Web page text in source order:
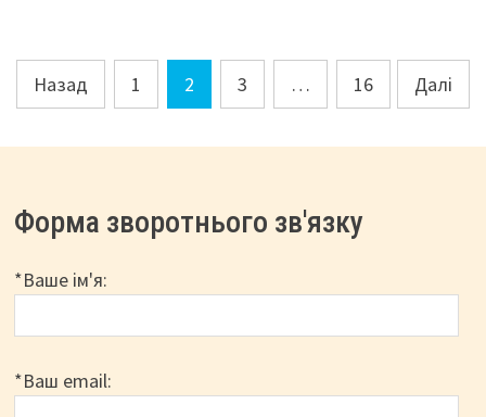
Навігація
записів
Назад 1 2 3 … 16 Далі
Форма зворотнього зв'язку
*Ваше ім'я:
*Ваш email: